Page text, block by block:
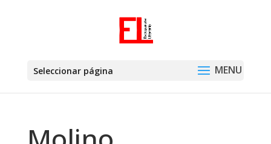
Seleccionar página